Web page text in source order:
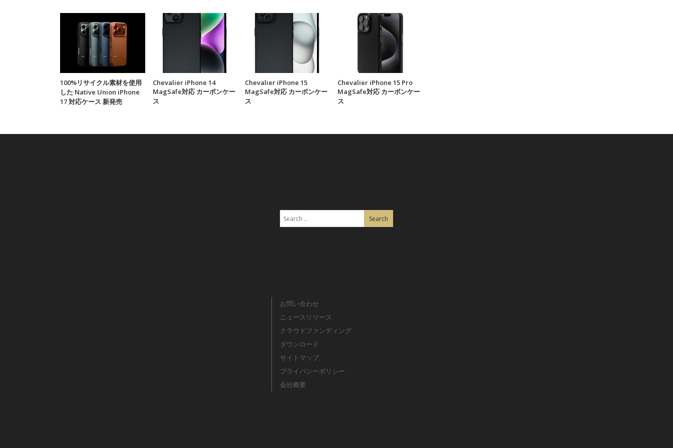
100%リサイクル素材を使用
した Native Union iPhone
17 対応ケース 新発売
Chevalier iPhone 14
MagSafe対応 カーボンケー
ス
Chevalier iPhone 15
MagSafe対応 カーボンケー
ス
Chevalier iPhone 15 Pro
MagSafe対応 カーボンケー
ス
お問い合わせ
ニュースリリース
クラウドファンディング
ダウンロード
サイトマップ
プライバシーポリシー
会社概要